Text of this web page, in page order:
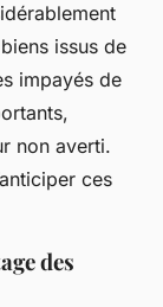
issus de
impayés de
non averti.
ces
des